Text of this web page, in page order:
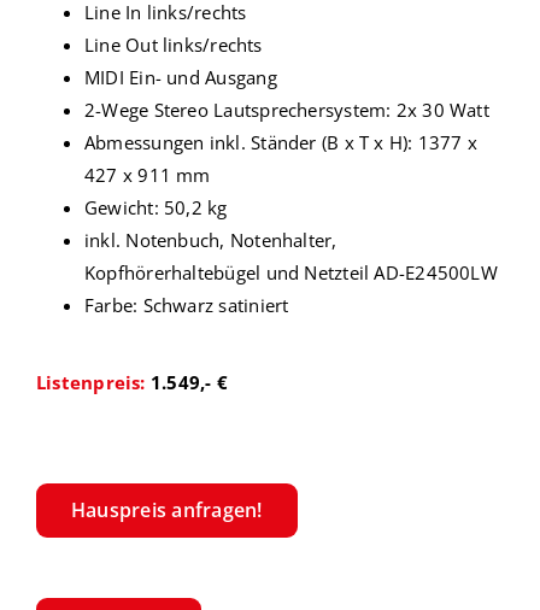
Line In links/rechts
Line Out links/rechts
MIDI Ein- und Ausgang
2-Wege Stereo Lautsprechersystem: 2x 30 Watt
Abmessungen inkl. Ständer (B x T x H): 1377 x
427 x 911 mm
Gewicht: 50,2 kg
inkl. Notenbuch, Notenhalter,
Kopfhörerhaltebügel und Netzteil AD-E24500LW
Farbe: Schwarz satiniert
Listenpreis: 1.549,- €
Hauspreis anfragen!